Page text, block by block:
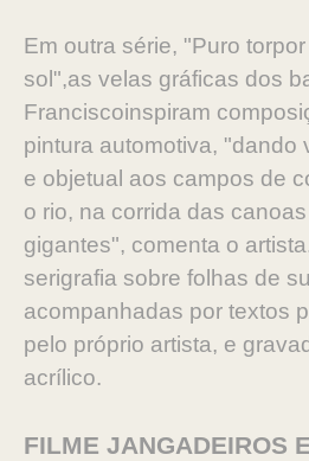
Em outra série, "Puro
sol",as velas gráficas dos
Franciscoinspiram
pintura automotiva, "dando
e objetual aos campos de
o rio, na corrida das
gigantes", comenta o
serigrafia sobre folhas de
acompanhadas por textos
pelo próprio artista, e
acrílico.
FILME JANGADEIROS